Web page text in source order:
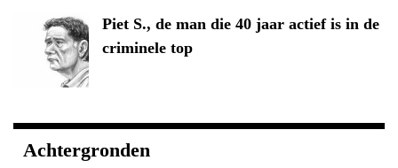
Piet S., de man die 40 jaar actief is in de
criminele top
Achtergronden